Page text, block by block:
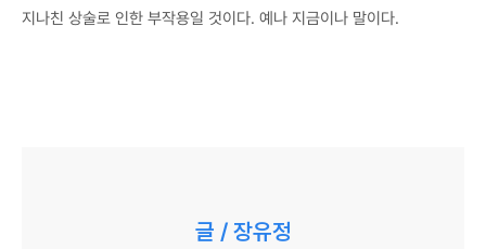
지나친 상술로 인한 부작용일 것이다. 예나 지금이나 말이다.
글 / 장유정